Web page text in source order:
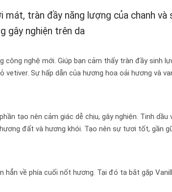
tràn đầy năng lượng của chanh
gây nghiện trên da
công nghệ mới. Giúp bạn cảm thấy tràn đầy sinh
Sự hấp dẫn của hương hoa oải hương và
tạo nên cảm giác dễ chịu, gây nghiện. Tinh
đất và hương khói. Tạo nên sự tươi tốt, gần
về phía cuối nốt hương. Tại đó ta bắt gặp